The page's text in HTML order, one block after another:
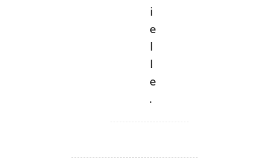
i
e
l
l
e
.